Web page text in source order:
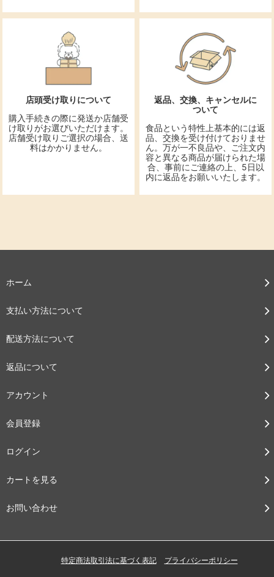
店頭受け取りについて
購入手続きの際に発送か店舗受
け取りがお選びいただけます。
店舗受け取りご選択の場合、送
料はかかりません。
返品、交換、キャンセルに
ついて
食品という特性上基本的には返
品、交換を受け付けておりませ
ん。万が一不良品や、ご注文内
容と異なる商品が届けられた場
合、事前にご連絡の上、5日以
内に返品をお願いいたします。
ホーム
支払い方法について
配送方法について
返品について
アカウント
会員登録
ログイン
カートを見る
お問い合わせ
特定商法取引法に基づく表記 プライバシーポリシー